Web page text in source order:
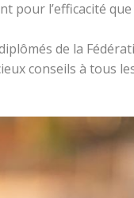
pour l’efficacité
de la
conseils à tous